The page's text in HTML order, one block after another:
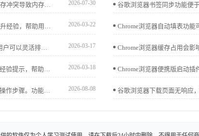
华为浏览器在遭遇网页加载卡死时，往往是因为站点缓存冲突导致内存溢出。本文手把手教您如何通过单站清理功能快速释放占用，重置加载进程，轻松解决网页卡顿无法刷新的棘手问题。 2026-07-30
谷歌浏览器支持下载工具插件，结合使用方法与效率提升经验，帮助用户实现快速下载与高效管理。 2026-03-22
google Chrome浏览器提供标签页顺序快速调整方法，用户可以灵活排列标签页，实现多任务浏览高效管理，提升操作便捷性和使用体验。 2026-03-17
google浏览器移动端下载操作流程明确，方法步骤结合经验提示，帮助用户快速完成下载安装并获得流畅使用体验。 2026-03-18
google浏览器支持视频缓冲优化插件，方法解析展示了操作步骤。功能能减少卡顿，提升视频播放流畅度。 2026-08-08